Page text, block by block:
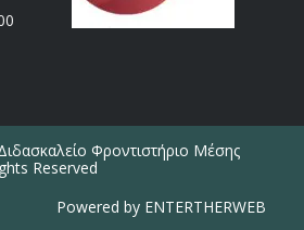
Φροντιστήριο Μέσης
Reserved
Powered by ENTERTHERWEB